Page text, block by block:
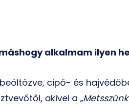
alkalmam ilyen
cipő- és
akivel a